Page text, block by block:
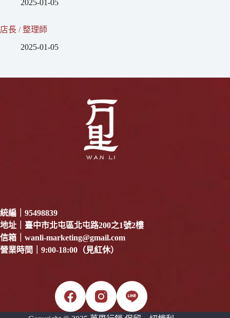
2025-01-05
店長 / 整理師
2025-01-05
統編｜95498839
地址｜臺中市北屯區北屯路200之1號2樓
信箱｜ wanli-marketing@gmail.com
營業時間｜9:00-18:00（見紅休）